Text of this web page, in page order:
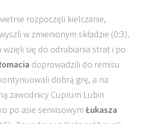
rozpoczęli kielczanie,
w zmienionym składzie (0:3).
wzięli się do odrabiania strat i po
doprowadzili do remisu
dobrą grę, a na
zawodnicy Cuprum Lubin
po asie serwisowym Łukasza